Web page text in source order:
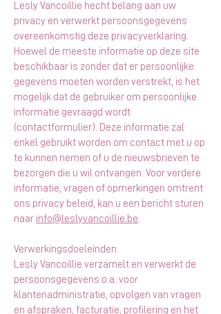
Lesly Vancoillie hecht belang aan uw
privacy en verwerkt persoonsgegevens
overeenkomstig deze privacyverklaring.
Hoewel de meeste informatie op deze site
beschikbaar is zonder dat er persoonlijke
gegevens moeten worden verstrekt, is het
mogelijk dat de gebruiker om persoonlijke
informatie gevraagd wordt
(contactformulier). Deze informatie zal
enkel gebruikt worden om contact met u op
te kunnen nemen of u de nieuwsbrieven te
bezorgen die u wil ontvangen. Voor verdere
informatie, vragen of opmerkingen omtrent
ons privacy beleid, kan u een bericht sturen
naar info@leslyvancoillie.be.
Verwerkingsdoeleinden
Lesly Vancoillie verzamelt en verwerkt de
persoonsgegevens o.a. voor
klantenadministratie, opvolgen van vragen
en afspraken, facturatie, profilering en het